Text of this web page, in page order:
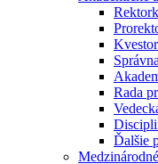
Kvestor
Rada
Ďalšie